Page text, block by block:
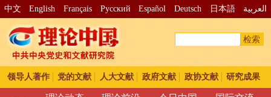
中文 English Français Pусский Español Deutsch 日本語 العربية
检索
领导人著作 党的文献 人大文献 政府文献 政协文献 研究成果